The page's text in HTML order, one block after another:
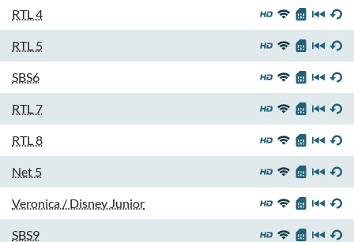
RTL 4
RTL 5
SBS6
RTL 7
RTL 8
Net 5
Veronica / Disney Junior
SBS9